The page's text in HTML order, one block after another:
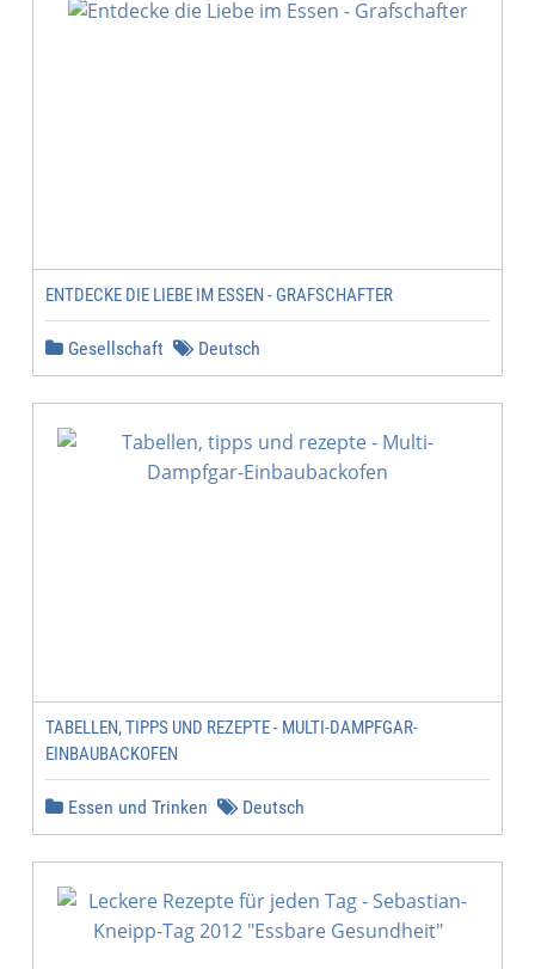
ENTDECKE DIE LIEBE IM ESSEN - GRAFSCHAFTER
Gesellschaft Deutsch
TABELLEN, TIPPS UND REZEPTE - MULTI-DAMPFGAR-
EINBAUBACKOFEN
Essen und Trinken Deutsch